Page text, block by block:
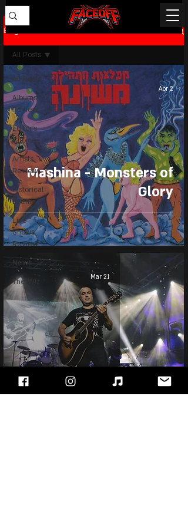
Blog
All Posts
Albums
Review
Editor's
Choice
Artists
Review
Historical
Events
Live
Shows
Review
News
The Wiz
All Posts
Mashina - Monsters of
Glory
Apr 2
Shlomi Bracha
Mar 21